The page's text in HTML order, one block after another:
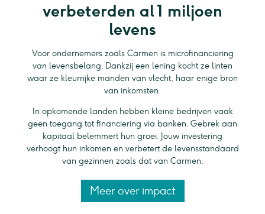
verbeterden al 1 miljoen
levens
Voor ondernemers zoals Carmen is microfinanciering
van levensbelang. Dankzij een lening kocht ze linten
waar ze kleurrijke manden van vlecht, haar enige bron
van inkomsten.
In opkomende landen hebben kleine bedrijven vaak
geen toegang tot financiering via banken. Gebrek aan
kapitaal belemmert hun groei. Jouw investering
verhoogt hun inkomen en verbetert de levensstandaard
van gezinnen zoals dat van Carmen.
Meer over impact